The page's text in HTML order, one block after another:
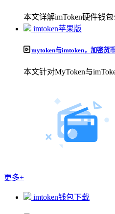
本文详解imToken硬件钱
imtoken苹果版
mytoken与imtoken，加密货
本文针对MyToken与
更多+
imtoken钱包下载